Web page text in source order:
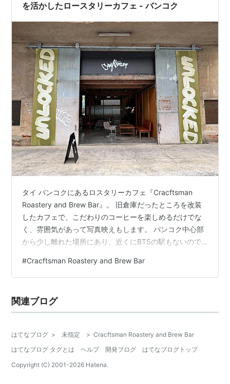
を活かしたロースタリーカフェ - バンコク
タイ バンコクにあるロスタリーカフェ『Cracftsman
Roastery and Brew Bar』。 旧倉庫だったところを改装
したカフェで、こだわりのコーヒーを楽しめるだけでな
く、雰囲気があって写真映えもします。 バンコク中心部
から少し離れた場所にあり、近くにBTSの駅もないので
ごく魅力的だったので行ってきました。 感想・オススメ
度 ★★★★★ オススメ度は星４.５つです。 味の満足度
さんは感じがよいか？ ★★★★☆ 家族・友人と再来店
したいか？ ★★★★☆ コーヒーはフルーティで…
#Cracftsman Roastery and Brew Bar
関連ブログ
はてなブログ > 未指定 > Cracftsman Roastery and Brew Bar
はてなブログ タグとは
ヘルプ 開発ブログ
はてなブログトップ
Copyright (C) 2001-2026 Hatena.